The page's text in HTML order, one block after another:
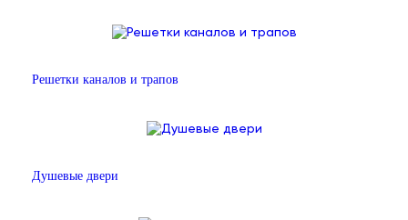
Решетки каналов и трапов
Душевые двери